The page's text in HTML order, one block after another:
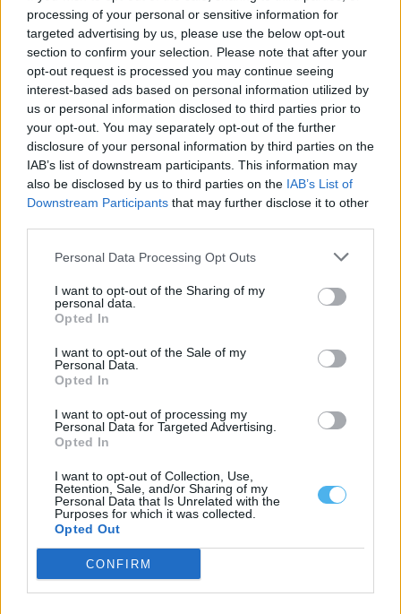
processing of your personal or sensitive information for
targeted advertising by us, please use the below opt-out
section to confirm your selection. Please note that after your
opt-out request is processed you may continue seeing
interest-based ads based on personal information utilized by
us or personal information disclosed to third parties prior to
your opt-out. You may separately opt-out of the further
disclosure of your personal information by third parties on the
IAB’s list of downstream participants. This information may
also be disclosed by us to third parties on the IAB’s List of
Downstream Participants that may further disclose it to other
Personal Data Processing Opt Outs
I want to opt-out of the Sharing of my
personal data.
Opted In
I want to opt-out of the Sale of my
Personal Data.
Opted In
I want to opt-out of processing my
Personal Data for Targeted Advertising.
Opted In
I want to opt-out of Collection, Use,
Retention, Sale, and/or Sharing of my
Personal Data that Is Unrelated with the
Purposes for which it was collected.
Opted Out
CONFIRM
Desemprego no Alentejo diminuiu 22,5% no primeiro semestre
O número de desempregados inscritos nos centros de emprego
dos 47 concelhos do Alentejo...
6 Agosto, 2026 - 11:21
Wine Destination Portugal reúne em Beja produtores nacionais